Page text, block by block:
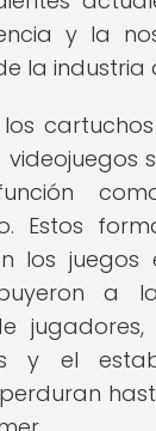
y la
la industria
Estos
los juegos
a
y el